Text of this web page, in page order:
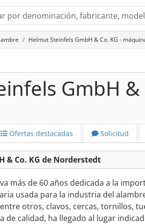
Helmut Steinfels GmbH & Co. KG -
GmbH &
Ofertas destacadas Solicitud
& Co. KG de Norderstedt
más de 60 años dedicada a la
usada para la industria del
otros, clavos, cercas, tornillos,
de calidad, ha llegado al lugar